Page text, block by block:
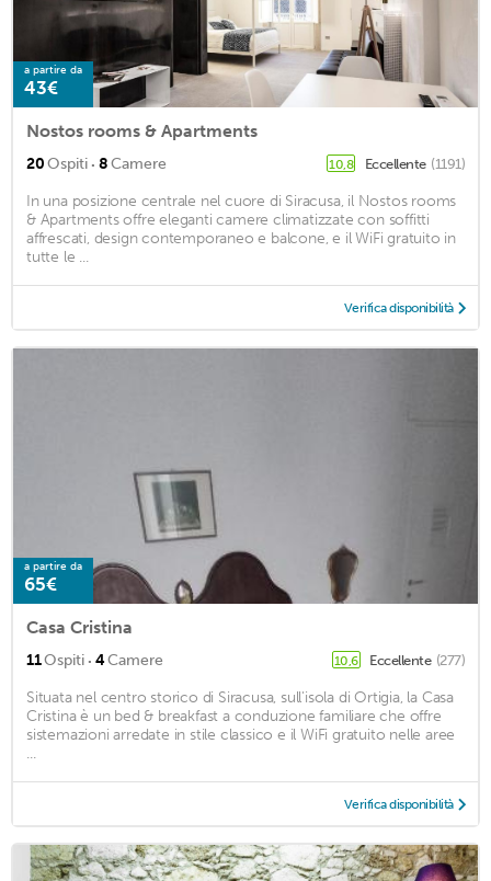
a partire da
43€
Nostos rooms & Apartments
20Ospiti · 8Camere 10,8 Eccellente (1191)
In una posizione centrale nel cuore di Siracusa, il Nostos rooms
& Apartments offre eleganti camere climatizzate con soffitti
affrescati, design contemporaneo e balcone, e il WiFi gratuito in
tutte le ...
Verifica disponibilità
a partire da
65€
Casa Cristina
11Ospiti · 4Camere 10,6 Eccellente (277)
Situata nel centro storico di Siracusa, sull'isola di Ortigia, la Casa
Cristina è un bed & breakfast a conduzione familiare che offre
sistemazioni arredate in stile classico e il WiFi gratuito nelle aree
...
Verifica disponibilità